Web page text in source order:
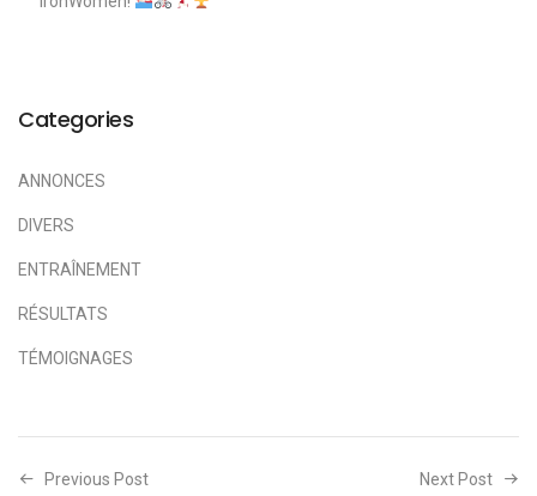
Categories
ANNONCES
DIVERS
ENTRAÎNEMENT
RÉSULTATS
TÉMOIGNAGES
Previous Post Next Post